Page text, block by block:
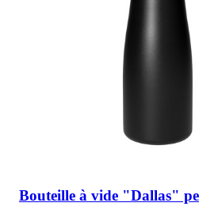
Bouteille à vide "Dallas"